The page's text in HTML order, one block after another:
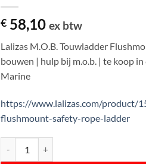
€ 58,10 ex btw
Lalizas M.O.B. Touwladder
bouwen | hulp bij m.o.b. | te koop
Marine
https://www.lalizas.com/product/
flushmount-safety-rope-ladder